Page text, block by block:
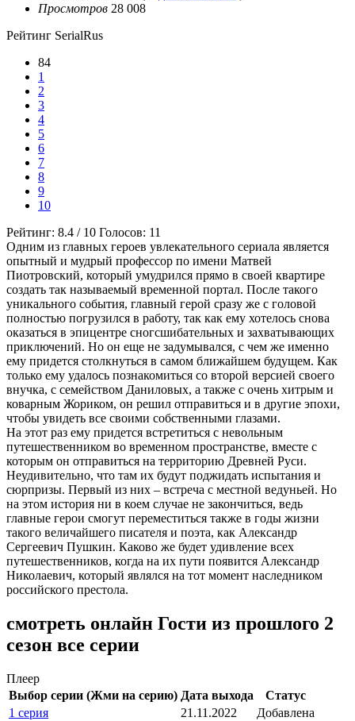
Просмотров 28 008
Рейтинг SerialRus
84
1
2
3
4
5
6
7
8
9
10
Рейтинг: 8.4 / 10 Голосов: 11
Одним из главных героев увлекательного сериала является
опытный и мудрый профессор по имени Матвей
Пиотровский, который умудрился прямо в своей квартире
создать так называемый временной портал. После такого
уникального события, главный герой сразу же с головой
полностью погрузился в работу, так как ему хотелось снова
оказаться в эпицентре сногсшибательных и захватывающих
приключений. Но он еще не задумывался, с чем же именно
ему придется столкнуться в самом ближайшем будущем. Как
только ему удалось познакомиться со второй версией своего
внучка, с семейством Даниловых, а также с очень хитрым и
коварным Жориком, он решил отправиться и в другие эпохи,
чтобы увидеть все своими собственными глазами.
На этот раз ему придется встретиться с невольным
путешественником во временном пространстве, вместе с
которым он отправиться на территорию Древней Руси.
Неудивительно, что там их будут поджидать испытания и
сюрпризы. Первый из них – встреча с местной ведуньей. Но
на этом история ни в коем случае не закончиться, ведь
главные герои смогут переместиться также в годы жизни
такого величайшего писателя и поэта, как Александр
Сергеевич Пушкин. Каково же будет удивление всех
путешественников, когда на их пути появится Александр
Николаевич, который являлся на тот момент наследником
российского престола.
смотреть онлайн Гости из прошлого 2
сезон все серии
Плеер
Выбор серии (Жми на серию) Дата выхода
Статус
1 серия
21.11.2022
Добавлена